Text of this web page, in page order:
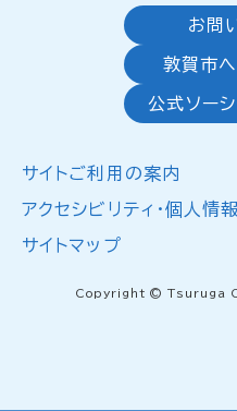
お問
敦賀市
公式ソー
サイトご利用の案内
アクセシビリティ・個人情
サイトマップ
Copyright © Tsuruga